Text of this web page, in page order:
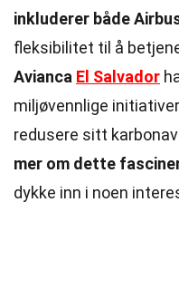
inkluderer både
fleksibilitet til å
Avianca El Salvador
miljøvennlige
redusere sitt
mer om dette
dykke inn i noen